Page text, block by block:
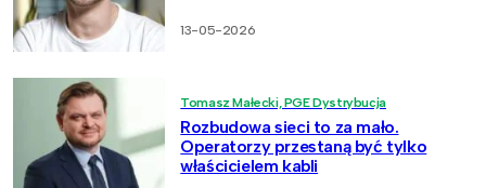
13-05-2026
Tomasz Małecki, PGE Dystrybucja
Rozbudowa sieci to za mało.
Operatorzy przestaną być tylko
właścicielem kabli